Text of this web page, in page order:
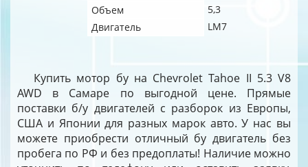
Объем
5,3
Двигатель
LM7
Купить мотор бу на Chevrolet Tahoe II 5.3 V8
AWD в Самаре по выгодной цене. Прямые
поставки б/у двигателей с разборок из Европы,
США и Японии для разных марок авто. У нас вы
можете приобрести отличный бу двигатель без
пробега по РФ и без предоплаты! Наличие можно